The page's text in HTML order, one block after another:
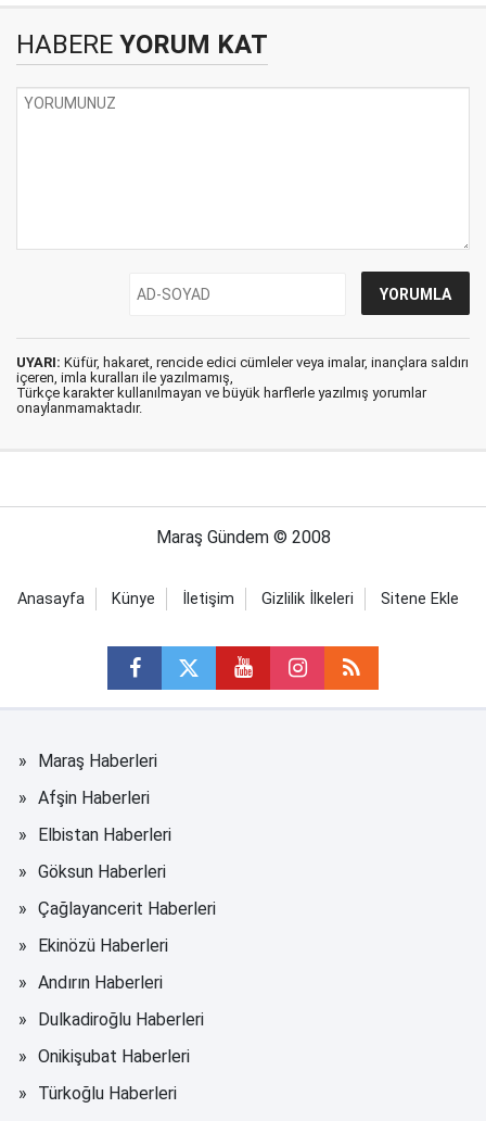
HABERE YORUM KAT
UYARI: Küfür, hakaret, rencide edici cümleler veya imalar, inançlara saldırı
içeren, imla kuralları ile yazılmamış,
Türkçe karakter kullanılmayan ve büyük harflerle yazılmış yorumlar
onaylanmamaktadır.
Maraş Gündem © 2008
Anasayfa Künye İletişim Gizlilik İlkeleri Sitene Ekle
Maraş Haberleri
Afşin Haberleri
Elbistan Haberleri
Göksun Haberleri
Çağlayancerit Haberleri
Ekinözü Haberleri
Andırın Haberleri
Dulkadiroğlu Haberleri
Onikişubat Haberleri
Türkoğlu Haberleri